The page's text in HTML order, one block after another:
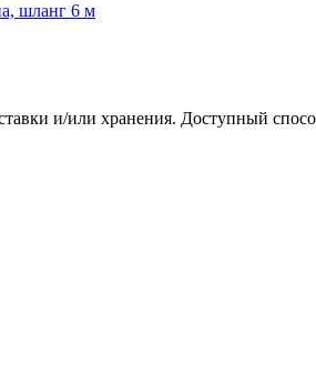
шланг 6 м
и/или хранения. Доступный